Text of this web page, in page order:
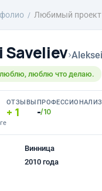
Любимый проект
Saveliev›
люблю что делаю.
ОТЗЫВЫ
1 -/10
Винница
2010 года